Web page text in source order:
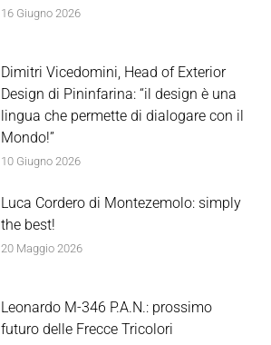
16 Giugno 2026
Dimitri Vicedomini, Head of Exterior
Design di Pininfarina: “il design è una
lingua che permette di dialogare con il
Mondo!”
10 Giugno 2026
Luca Cordero di Montezemolo: simply
the best!
20 Maggio 2026
Leonardo M-346 P.A.N.: prossimo
futuro delle Frecce Tricolori